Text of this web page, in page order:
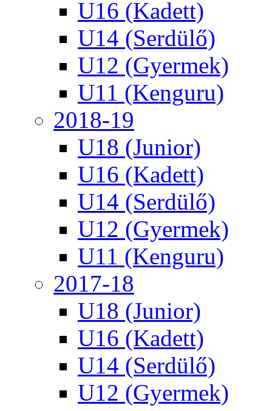
U16 (Kadett)
U14 (Serdülő)
U12 (Gyermek)
U11 (Kenguru)
2018-19
U18 (Junior)
U16 (Kadett)
U14 (Serdülő)
U12 (Gyermek)
U11 (Kenguru)
2017-18
U18 (Junior)
U16 (Kadett)
U14 (Serdülő)
U12 (Gyermek)